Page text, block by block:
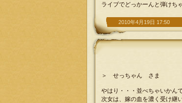
ライブでどっかーんと弾けち
2010年4月19日 17:50
＞ せっちゃん さま
やはり・・・並べちゃいかん
次女は、嫁の血を濃く受け継